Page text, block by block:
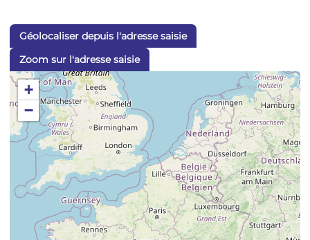
Géolocaliser depuis l'adresse saisie
Zoom sur l'adresse saisie
+
−